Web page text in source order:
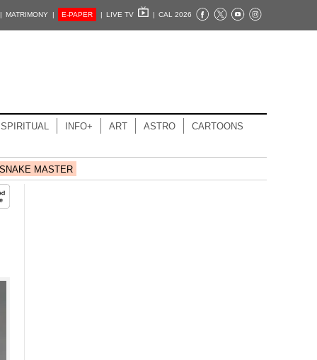
MATRIMONY | E-PAPER | LIVE TV | CAL 2026
SPIRITUAL INFO+ ART ASTRO CARTOONS
MASTER